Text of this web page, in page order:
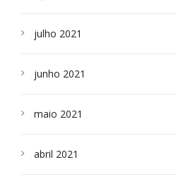
julho 2021
junho 2021
maio 2021
abril 2021